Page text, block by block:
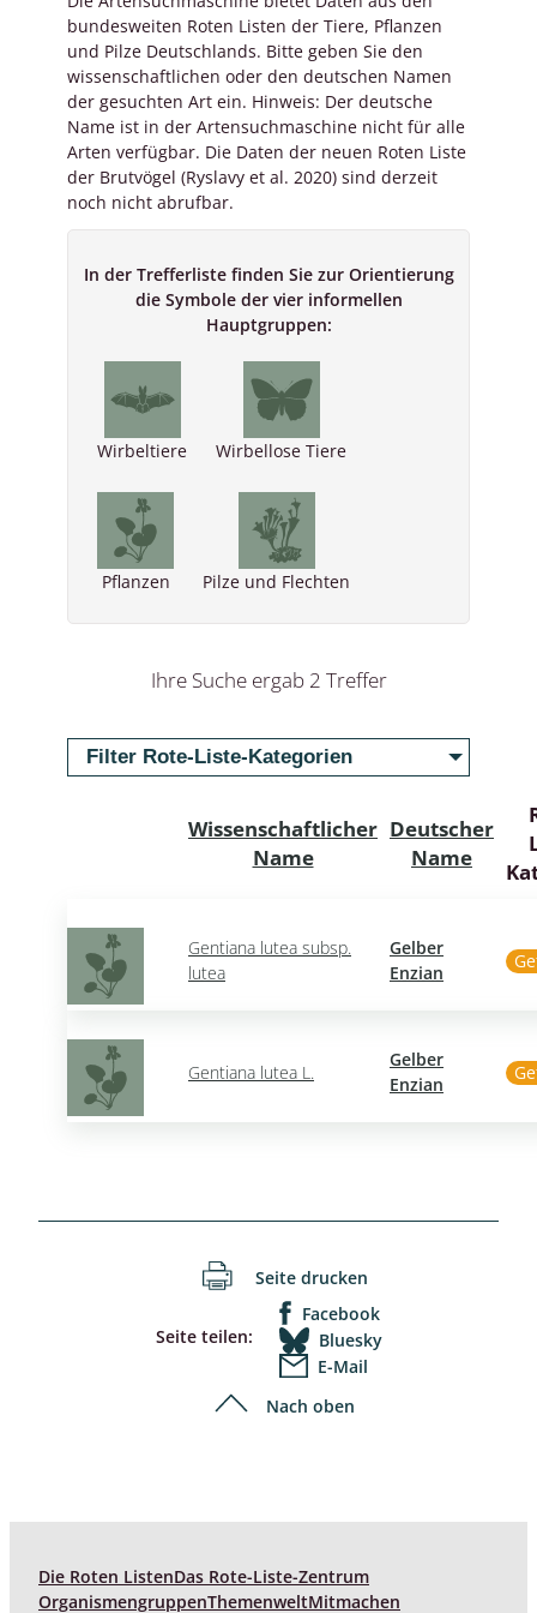
bundesweiten Roten Listen der Tiere, Pflanzen
und Pilze Deutschlands. Bitte geben Sie den
wissenschaftlichen oder den deutschen Namen
der gesuchten Art ein. Hinweis: Der deutsche
Name ist in der Artensuchmaschine nicht für alle
Arten verfügbar. Die Daten der neuen Roten Liste
der Brutvögel (Ryslavy et al. 2020) sind derzeit
noch nicht abrufbar.
In der Trefferliste finden Sie zur Orientierung
die Symbole der vier informellen
Hauptgruppen:
Wirbeltiere Wirbellose Tiere
Pflanzen Pilze und Flechten
Ihre Suche ergab 2 Treffer
Filter Rote-Liste-Kategorien
Wissenschaftlicher
Name
Deutscher
Name
Gentiana lutea subsp.
lutea
Gelber
Enzian
Gentiana lutea L.
Gelber
Enzian
Seite drucken
Seite teilen:
Facebook
Bluesky
E-Mail
Nach oben
Die Roten ListenDas Rote-Liste-Zentrum
OrganismengruppenThemenweltMitmachen